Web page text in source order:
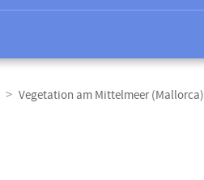
Vegetation am Mittelmeer (Mallorca)